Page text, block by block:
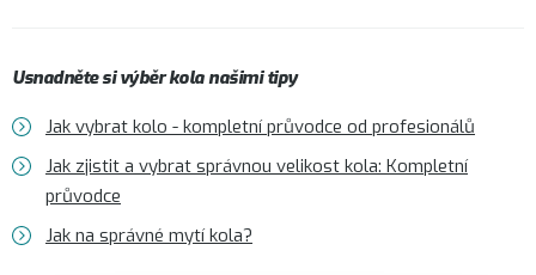
Doplňky a oblečení Qayron
Kontakt Servisní a výdejní místa
Usnadněte si výběr kola našimi tipy
Jak vybrat kolo - kompletní průvodce od profesionálů
Jak zjistit a vybrat správnou velikost kola: Kompletní
průvodce
Jak na správné mytí kola?